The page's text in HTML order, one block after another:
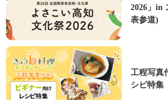
2026」in
表参道)
工程写真
シピ特集